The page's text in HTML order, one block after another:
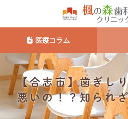
【合志市】歯ぎし
悪いの！？知られ
医療コラム